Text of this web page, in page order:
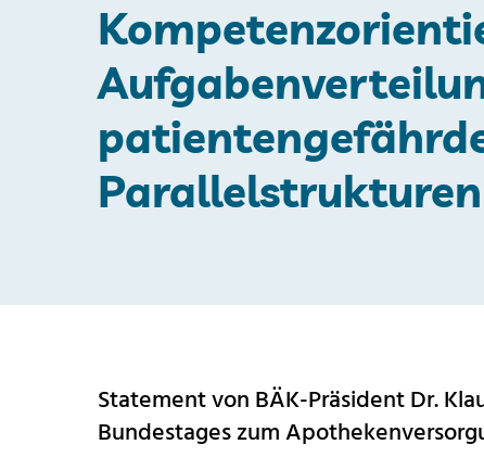
Parallelstrukturen
Statement von BÄK-Präsident Dr.
Bundestages zum